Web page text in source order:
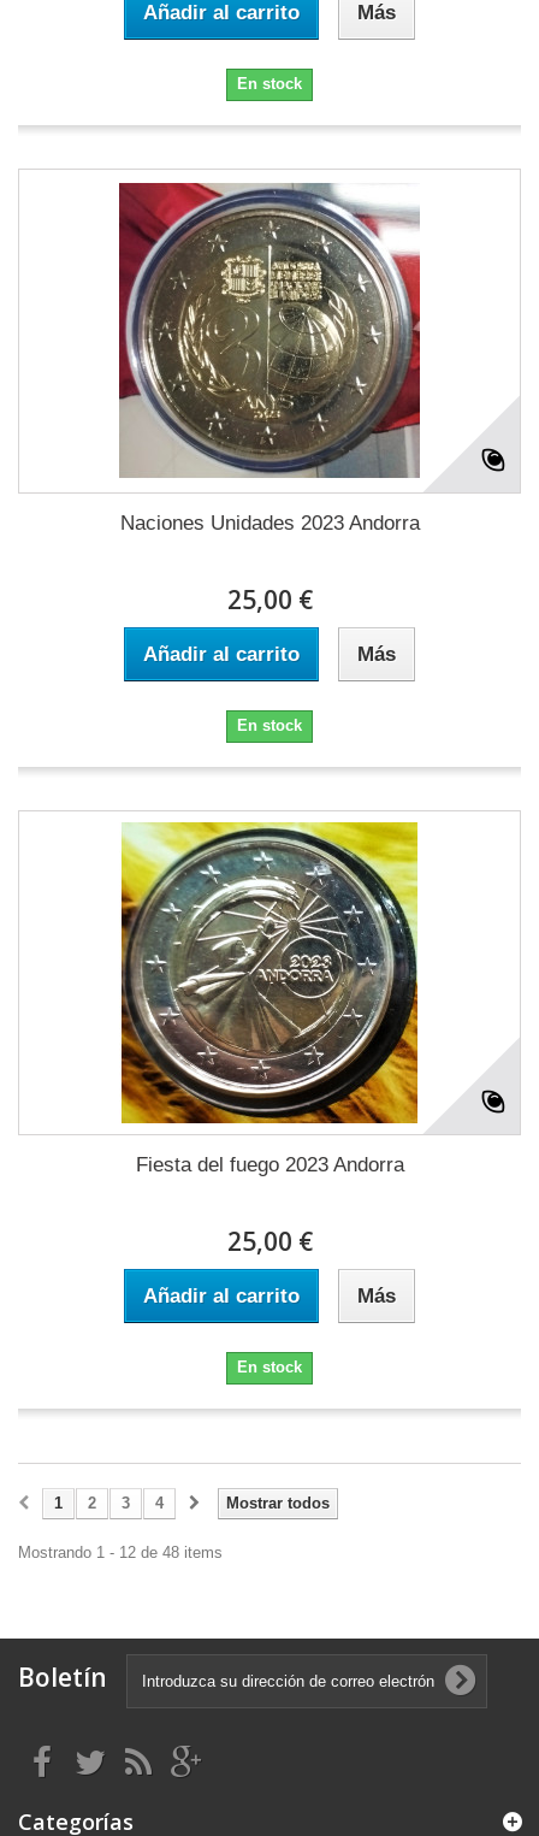
Añadir al carrito Más
En stock
Naciones Unidades 2023 Andorra
25,00 €
Añadir al carrito Más
En stock
Fiesta del fuego 2023 Andorra
25,00 €
Añadir al carrito Más
En stock
Mostrar todos
1 2 3 4
Mostrando 1 - 12 de 48 items
Boletín
Categorías